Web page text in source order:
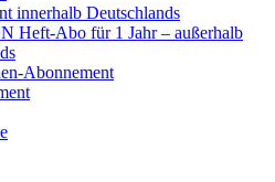
innerhalb Deutschlands
Heft-Abo für 1 Jahr – außerhalb
Abonnement